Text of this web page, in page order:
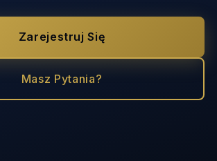
Zarejestruj Się
Masz Pytania?